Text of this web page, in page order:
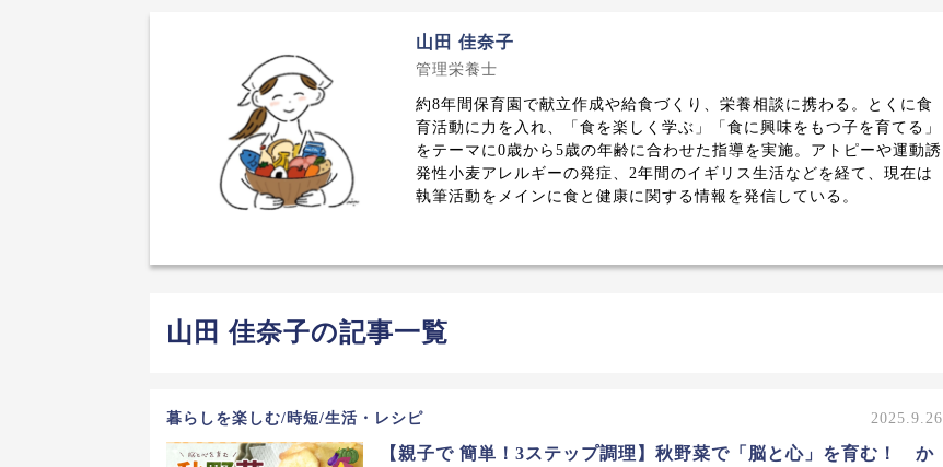
山田 佳奈子
管理栄養士
約8年間保育園で献立作成や給食づくり、栄養相談に携わる。とくに食
育活動に力を入れ、「食を楽しく学ぶ」「食に興味をもつ子を育てる」
をテーマに0歳から5歳の年齢に合わせた指導を実施。アトピーや運動誘
発性小麦アレルギーの発症、2年間のイギリス生活などを経て、現在は
執筆活動をメインに食と健康に関する情報を発信している。
山田 佳奈子の記事一覧
暮らしを楽しむ/時短/生活・レシピ 2025.9.26
【親子で 簡単！3ステップ調理】秋野菜で「脳と心」を育む！ か